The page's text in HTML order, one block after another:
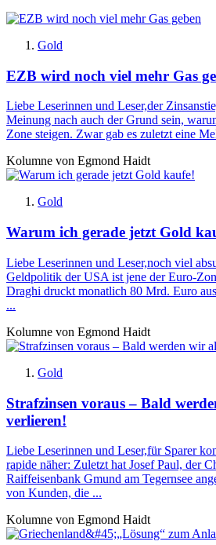
Gold
EZB wird noch viel mehr Gas
Liebe Leserinnen und Leser,der
Meinung nach auch der Grund sein,
Zone steigen. Zwar gab es zuletzt eine
Kolumne von Egmond Haidt
Gold
Warum ich gerade jetzt Gold
Liebe Leserinnen und Leser,noch viel
Geldpolitik der USA ist jene der Euro-
Draghi druckt monatlich 80 Mrd. Euro
...
Kolumne von Egmond Haidt
Gold
Strafzinsen voraus – Bald
verlieren!
Liebe Leserinnen und Leser,für Sparer
rapide näher: Zuletzt hat Josef Paul, der
Raiffeisenbank Gmund am Tegernsee
von Kunden, die ...
Kolumne von Egmond Haidt